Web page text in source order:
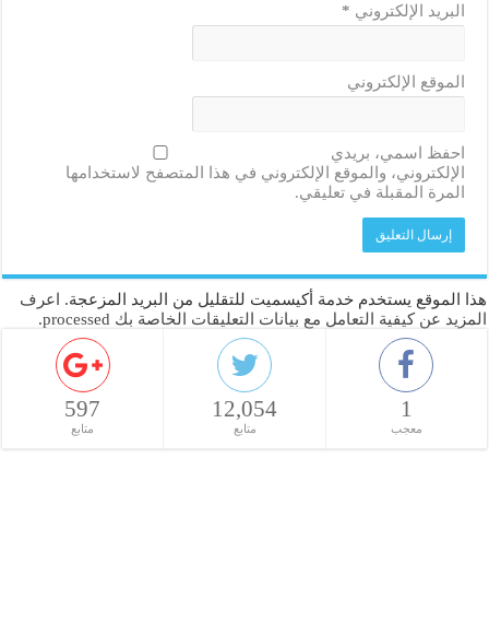
البريد الإلكتروني *
الموقع الإلكتروني
احفظ اسمي، بريدي
الإلكتروني، والموقع الإلكتروني في هذا المتصفح لاستخدامها
المرة المقبلة في تعليقي.
هذا الموقع يستخدم خدمة أكيسميت للتقليل من البريد المزعجة. اعرف
المزيد عن كيفية التعامل مع بيانات التعليقات الخاصة بك processed
.
1
معجب
12,054
متابع
597
متابع